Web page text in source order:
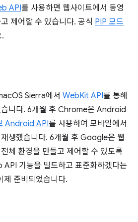
API를 사용하면 웹사이트에서 동영
제어할 수 있습니다. 공식 PIP 모드
Sierra에서 WebKit API를 통해
습니다. 6개월 후 Chrome은 Android
Android API를 사용하여 모바일에서
생했습니다. 6개월 후 Google은 웹
체 환경을 만들고 제어할 수 있도록
기능을 빌드하고 표준화하겠다는
제 준비되었습니다.